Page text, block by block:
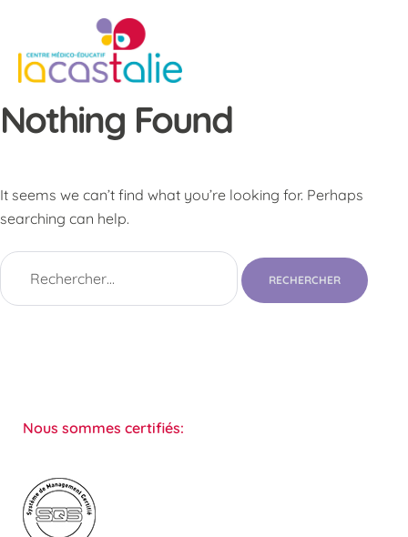
Nothing Found
It seems we can’t find what you’re looking for. Perhaps
searching can help.
Nous sommes certifiés: